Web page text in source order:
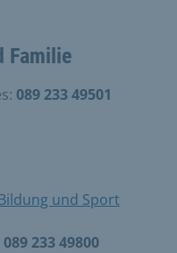
Familie
089 233 49501
und Sport
089 233 49800